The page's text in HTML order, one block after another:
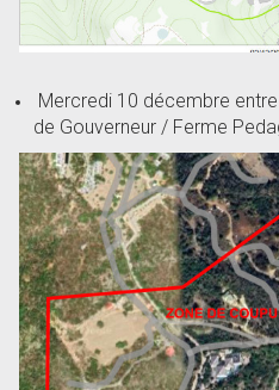
Mercredi 10 décembre
de Gouverneur / Ferme